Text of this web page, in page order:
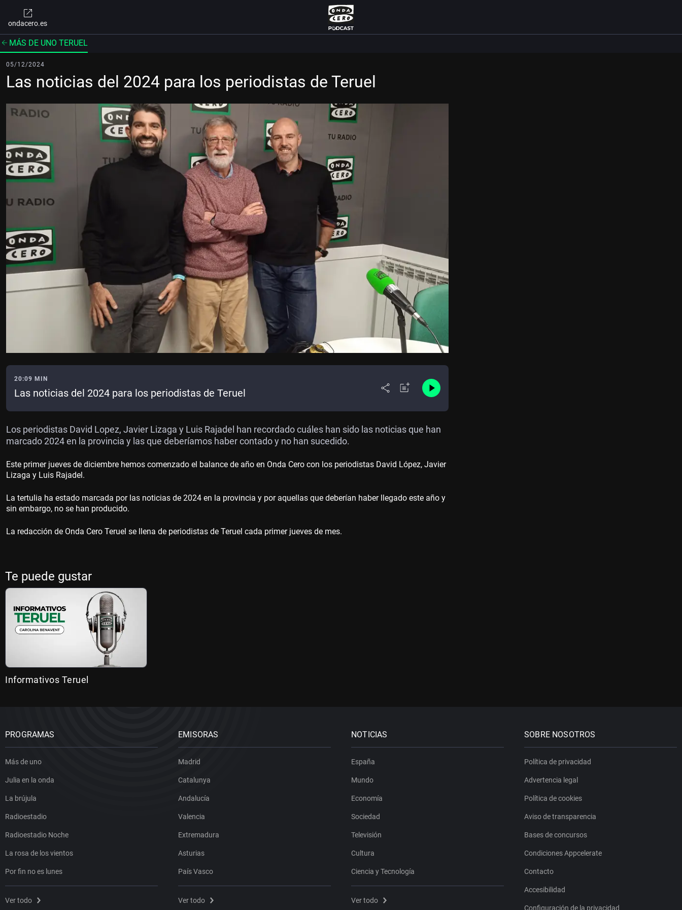
ondacero.es
MÁS DE UNO TERUEL
05/12/2024
Las noticias del 2024 para los periodistas de Teruel
20:09 MIN
Las noticias del 2024 para los periodistas de Teruel
Los periodistas David Lopez, Javier Lizaga y Luis Rajadel han recordado cuáles han sido las noticias que han
marcado 2024 en la provincia y las que deberíamos haber contado y no han sucedido.
Este primer jueves de diciembre hemos comenzado el balance de año en Onda Cero con los periodistas David López, Javier
Lizaga y Luis Rajadel.
La tertulia ha estado marcada por las noticias de 2024 en la provincia y por aquellas que deberían haber llegado este año y
sin embargo, no se han producido.
La redacción de Onda Cero Teruel se llena de periodistas de Teruel cada primer jueves de mes.
Te puede gustar
Informativos Teruel
PROGRAMAS
Más de uno
Julia en la onda
La brújula
Radioestadio
Radioestadio Noche
La rosa de los vientos
Por fin no es lunes
Ver todo
EMISORAS
Madrid
Catalunya
Andalucía
Valencia
Extremadura
Asturias
País Vasco
Ver todo
NOTICIAS
España
Mundo
Economía
Sociedad
Televisión
Cultura
Ciencia y Tecnología
Ver todo
SOBRE NOSOTROS
Política de privacidad
Advertencia legal
Política de cookies
Aviso de transparencia
Bases de concursos
Condiciones Appcelerate
Contacto
Accesibilidad
Configuración de la privacidad